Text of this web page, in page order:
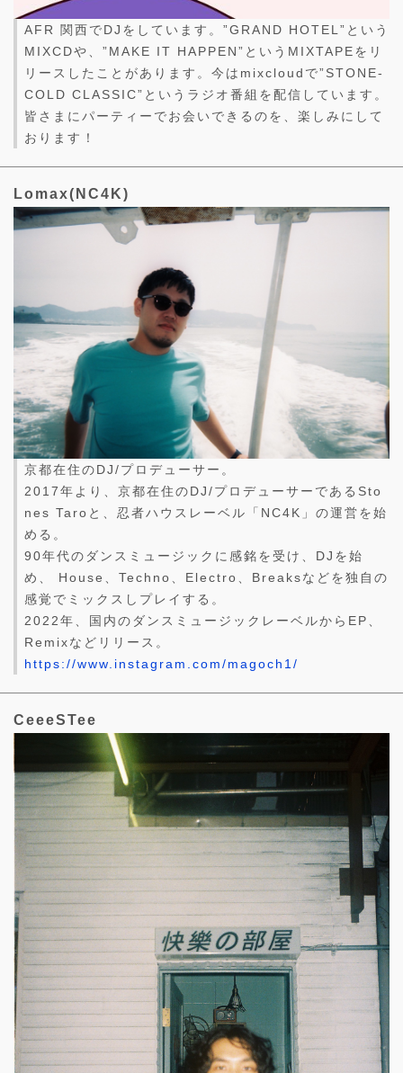
AFR 関西でDJをしています。”GRAND HOTEL”という
MIXCDや、”MAKE IT HAPPEN”というMIXTAPEをリ
リースしたことがあります。今はmixcloudで”STONE-
COLD CLASSIC”というラジオ番組を配信しています。
皆さまにパーティーでお会いできるのを、楽しみにして
おります！
Lomax(NC4K)
京都在住のDJ/プロデューサー。
2017年より、京都在住のDJ/プロデューサーであるSto
nes Taroと、忍者ハウスレーベル「NC4K」の運営を始
める。
90年代のダンスミュージックに感銘を受け、DJを始
め、 House、Techno、Electro、Breaksなどを独自の
感覚でミックスしプレイする。
2022年、国内のダンスミュージックレーベルからEP、
Remixなどリリース。
https://www.instagram.com/magoch1/
CeeeSTee